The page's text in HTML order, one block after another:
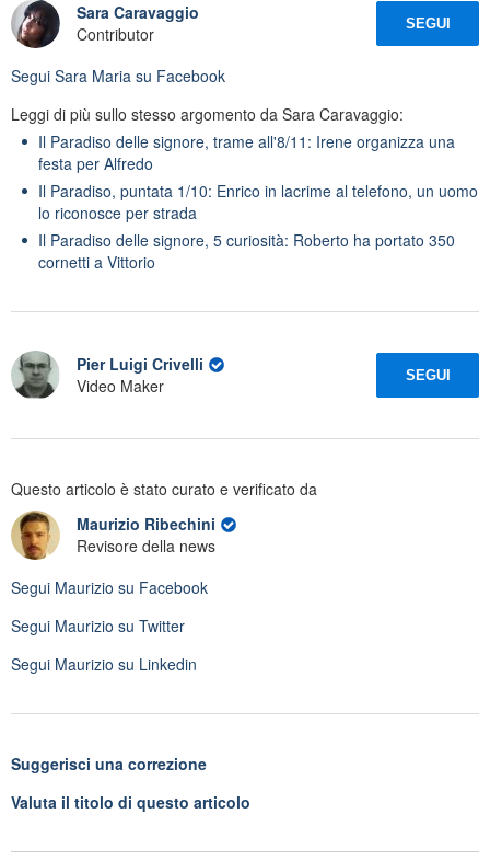
Sara Caravaggio
Contributor
SEGUI
Segui Sara Maria su Facebook
Leggi di più sullo stesso argomento da Sara Caravaggio:
Il Paradiso delle signore, trame all'8/11: Irene organizza una
festa per Alfredo
Il Paradiso, puntata 1/10: Enrico in lacrime al telefono, un uomo
lo riconosce per strada
Il Paradiso delle signore, 5 curiosità: Roberto ha portato 350
cornetti a Vittorio
Pier Luigi Crivelli
Video Maker
SEGUI
Questo articolo è stato curato e verificato da
Maurizio Ribechini
Revisore della news
Segui Maurizio su Facebook
Segui Maurizio su Twitter
Segui Maurizio su Linkedin
Suggerisci una correzione
Valuta il titolo di questo articolo